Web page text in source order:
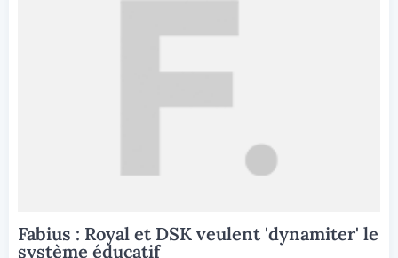
Fabius : Royal et DSK veulent 'dynamiter' le
système éducatif